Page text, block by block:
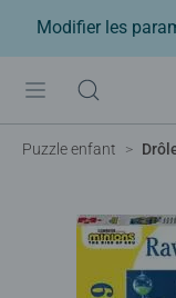
Modifier les
Puzzle enfant